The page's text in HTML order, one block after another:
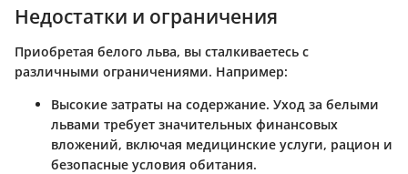
Недостатки и ограничения
Приобретая белого льва, вы сталкиваетесь с
различными ограничениями. Например:
Высокие затраты на содержание. Уход за белыми
львами требует значительных финансовых
вложений, включая медицинские услуги, рацион и
безопасные условия обитания.